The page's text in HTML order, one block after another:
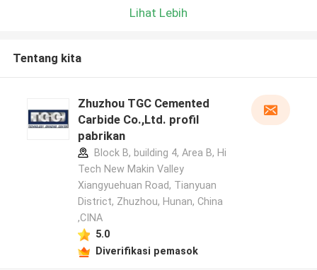
Lihat Lebih
Tentang kita
Zhuzhou TGC Cemented
Carbide Co.,Ltd. profil
pabrikan
Block B, building 4, Area B, Hi
Tech New Makin Valley
Xiangyuehuan Road, Tianyuan
District, Zhuzhou, Hunan, China
,CINA
5.0
Diverifikasi pemasok